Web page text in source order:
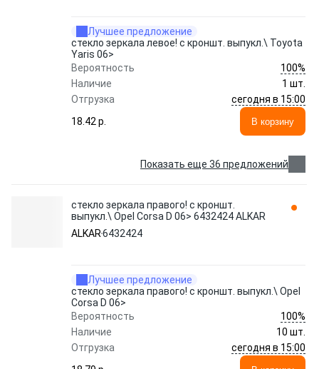
Лучшее предложение
стекло зеркала левое! с кроншт. выпукл.\ Toyota
Yaris 06>
Вероятность
100%
Наличие
1 шт.
Отгрузка
сегодня в 15:00
18.42 p.
В корзину
Показать еще 36 предложений
стекло зеркала правого! с кроншт.
выпукл.\ Opel Corsa D 06> 6432424 ALKAR
ALKAR6432424
Лучшее предложение
стекло зеркала правого! с кроншт. выпукл.\ Opel
Corsa D 06>
Вероятность
100%
Наличие
10 шт.
Отгрузка
сегодня в 15:00